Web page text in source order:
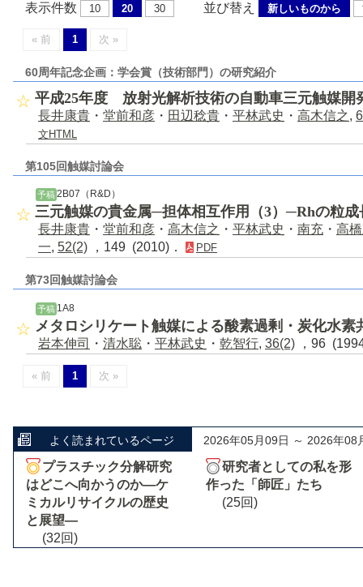
表示件数 10 20 30 並び替え 新しいものから
« 前 1 次 »
60周年記念企画：学会賞（技術部門）の研究紹介
平成25年度 放射光解析技術の自動車三元触媒開
長井康貴 ・ 堂前和彦 ・ 田辺稔貴 ・ 平林武史 ・ 高木信之,
文HTML
第105回触媒討論会
予稿 2B07（R&D）
三元触媒の貴金属─担体相互作用（3）─Rhの粒
長井康貴 ・ 堂前和彦 ・ 高木信之 ・ 平林武史 ・ 南充 ・ 高
一, 52(2) ，149 (2010)． PDF
第73回触媒討論会
予稿 1A8
メタロシリケート触媒による酸素過剰・炭化水素
岩本伸司 ・ 清水聡 ・ 平林武史 ・ 乾智行, 36(2) ，96
« 前 1 次 »
よく読まれているページ 2026年05月09日 ～ 2026年08
プラスチック分解研究
はどこへ向かうのか―ケ
ミカルリサイクルの歴史
と展望―
(32回)
研究者としての私を形
作った「師匠」たち
(25回)